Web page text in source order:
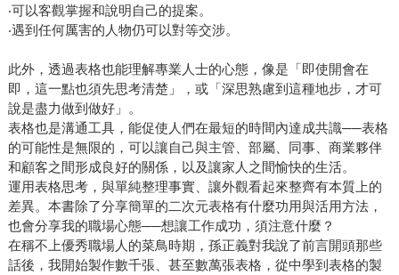
‧可以客觀掌握和說明自己的提案。
‧遇到任何厲害的人物仍可以對等交涉。
此外，透過表格也能理解專業人士的心態，像是「即使開會在
即，這一點也須先思考清楚」，或「深思熟慮到這種地步，才可
說是盡力做到做好」。
表格也是溝通工具，能促使人們在最短的時間內達成共識──表格
的可能性是無限的，可以讓自己與主管、部屬、同事、商業夥伴
和顧客之間形成良好的關係，以及讓家人之間愉快的生活。
運用表格思考，與單純整理事實、讓外觀看起來整齊有本質上的
差異。本書除了分享簡單的二次元表格有什麼功用與活用方法，
也會分享我的職場心態──想讓工作成功，須注意什麼？
在稱不上優秀職場人的菜鳥時期，孫正義對我說了前言開頭那些
話後，我開始製作數千張、甚至數萬張表格，從中學到表格的製